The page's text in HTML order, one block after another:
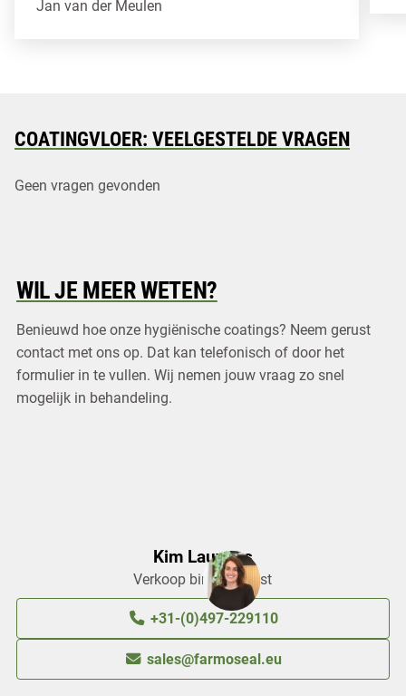
Jan van der Meulen
COATINGVLOER: VEELGESTELDE VRAGEN
Geen vragen gevonden
WIL JE MEER WETEN?
Benieuwd hoe onze hygiënische coatings? Neem gerust
contact met ons op. Dat kan telefonisch of door het
formulier in te vullen. Wij nemen jouw vraag zo snel
mogelijk in behandeling.
Kim Lauwers
Verkoop binnendienst
+31-(0)497-229110
sales@farmoseal.eu